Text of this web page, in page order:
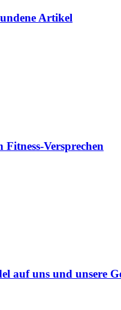
Artikel
Versprechen
auf uns und unsere